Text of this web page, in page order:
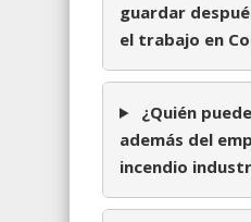
guardar
el trabajo en
¿Quién
además del
incendio